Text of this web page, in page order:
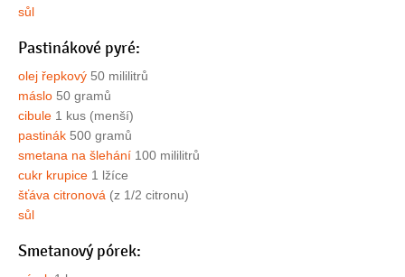
sůl
Pastinákové pyré:
olej řepkový 50 mililitrů
máslo 50 gramů
cibule 1 kus (menší)
pastinák 500 gramů
smetana na šlehání 100 mililitrů
cukr krupice 1 lžíce
šťáva citronová (z 1/2 citronu)
sůl
Smetanový pórek: